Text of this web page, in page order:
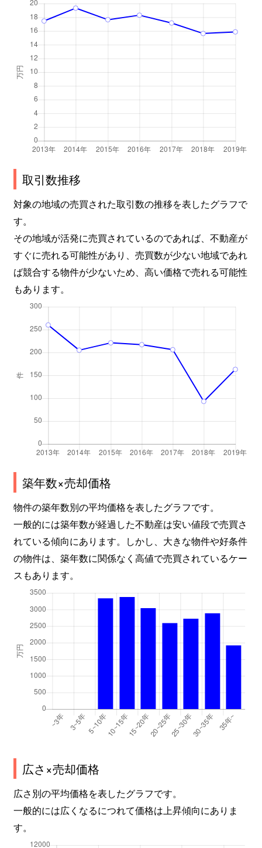
取引数推移
対象の地域の売買された取引数の推移を表したグラフで
す。
その地域が活発に売買されているのであれば、不動産が
すぐに売れる可能性があり、売買数が少ない地域であれ
ば競合する物件が少ないため、高い価格で売れる可能性
もあります。
築年数×売却価格
物件の築年数別の平均価格を表したグラフです。
一般的には築年数が経過した不動産は安い値段で売買さ
れている傾向にあります。しかし、大きな物件や好条件
の物件は、築年数に関係なく高値で売買されているケー
スもあります。
広さ×売却価格
広さ別の平均価格を表したグラフです。
一般的には広くなるにつれて価格は上昇傾向にありま
す。